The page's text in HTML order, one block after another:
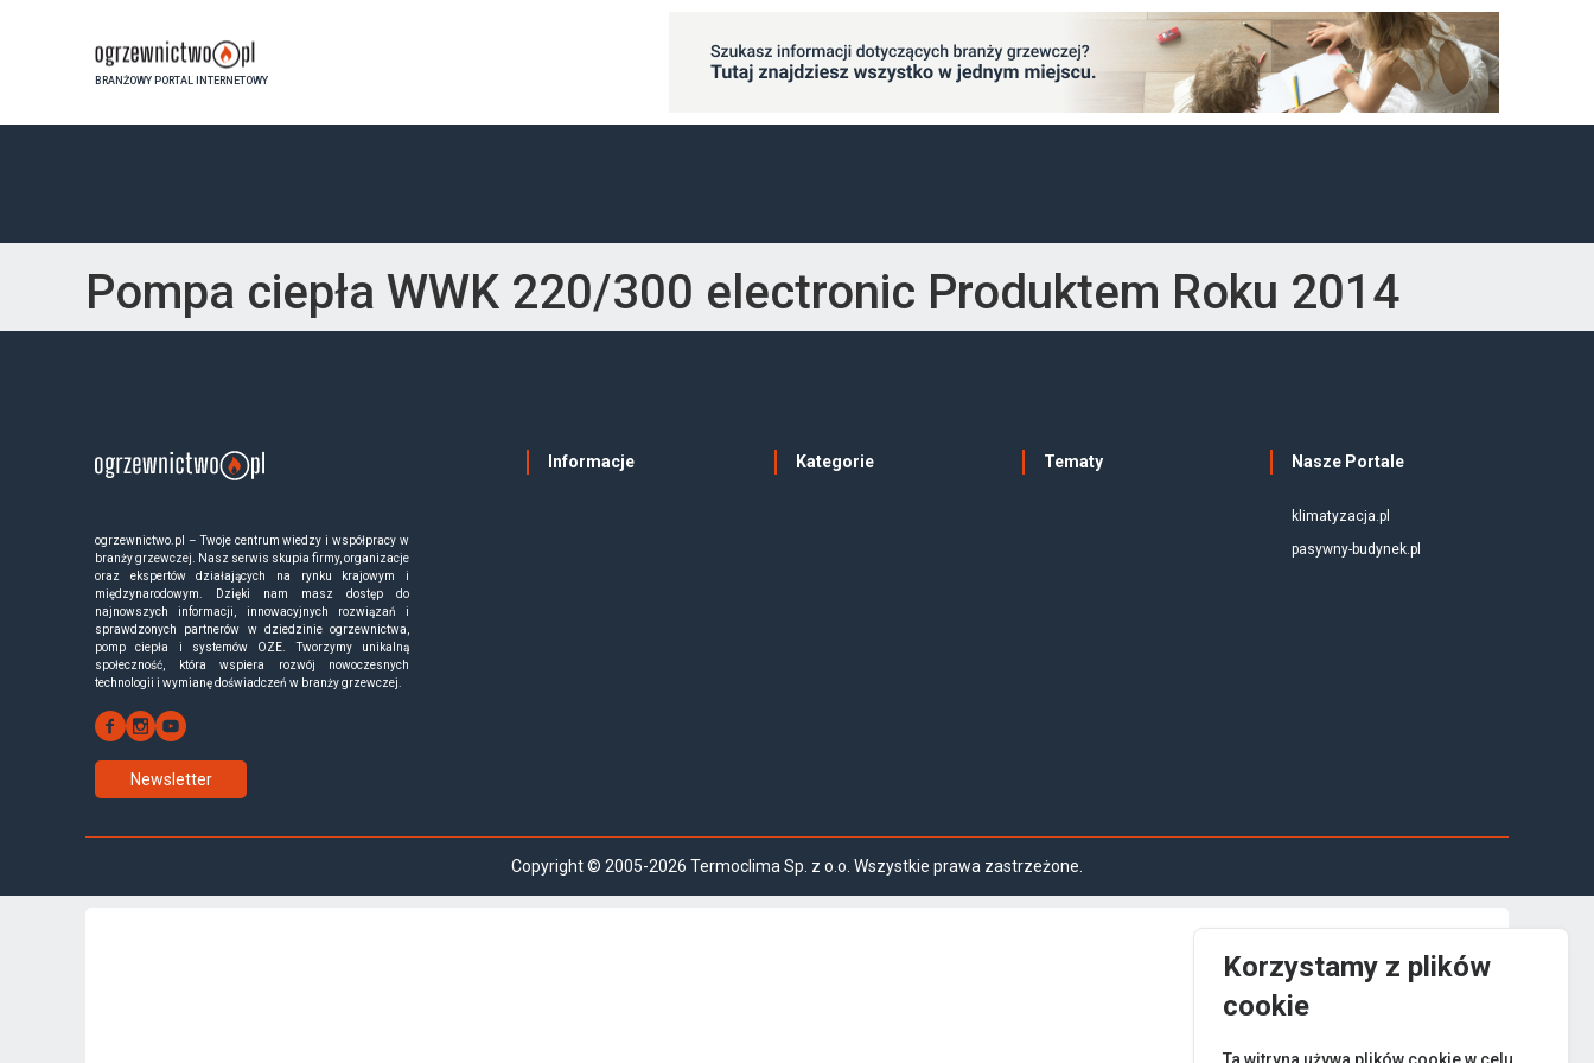
BRANŻOWY PORTAL INTERNETOWY
Pompa ciepła WWK 220/300 electronic Produktem Roku 2014
ogrzewnictwo.pl – Twoje centrum wiedzy i współpracy w
branży grzewczej. Nasz serwis skupia firmy, organizacje
oraz ekspertów działających na rynku krajowym i
międzynarodowym. Dzięki nam masz dostęp do
najnowszych informacji, innowacyjnych rozwiązań i
sprawdzonych partnerów w dziedzinie ogrzewnictwa,
pomp ciepła i systemów OZE. Tworzymy unikalną
społeczność, która wspiera rozwój nowoczesnych
technologii i wymianę doświadczeń w branży grzewczej.
Newsletter
Informacje Kategorie Tematy Nasze Portale
klimatyzacja.pl
pasywny-budynek.pl
Copyright © 2005-2026 Termoclima Sp. z o.o. Wszystkie prawa zastrzeżone.
Korzystamy z plików
cookie